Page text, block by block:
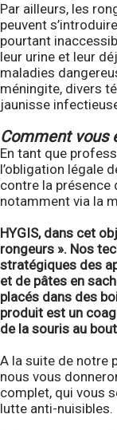
Par ailleurs, les
peuvent
pourtant
leur urine et leur
maladies
méningite, divers
jaunisse
Comment vous
En tant que
l’obligation légale
contre la présence
notamment via la
HYGIS, dans cet
rongeurs ». Nos
stratégiques des
et de pâtes en
placés dans des
produit est un
de la souris au
A la suite de notre
nous vous
complet, qui vous
lutte anti-nuisibles.